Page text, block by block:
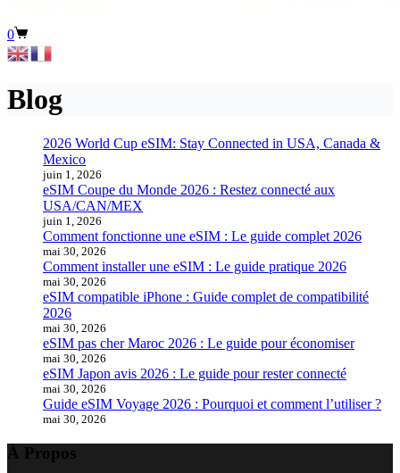
Panier
d’achat
0
Blog
2026 World Cup eSIM: Stay Connected in USA, Canada &
Mexico
juin 1, 2026
eSIM Coupe du Monde 2026 : Restez connecté aux
USA/CAN/MEX
juin 1, 2026
Comment fonctionne une eSIM : Le guide complet 2026
mai 30, 2026
Comment installer une eSIM : Le guide pratique 2026
mai 30, 2026
eSIM compatible iPhone : Guide complet de compatibilité
2026
mai 30, 2026
eSIM pas cher Maroc 2026 : Le guide pour économiser
mai 30, 2026
eSIM Japon avis 2026 : Le guide pour rester connecté
mai 30, 2026
Guide eSIM Voyage 2026 : Pourquoi et comment l’utiliser ?
mai 30, 2026
À Propos